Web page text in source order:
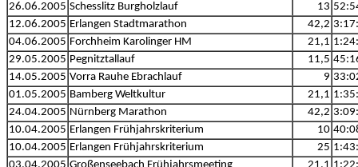
26.06.2005 Schesslitz Burgholzlauf 13
12.06.2005 Erlangen Stadtmarathon 42,2
04.06.2005 Forchheim Karolinger HM 21,1
29.05.2005 Pegnitztallauf 11,5
14.05.2005 Vorra Rauhe Ebrachlauf 9
01.05.2005 Bamberg Weltkultur 21,1
24.04.2005 Nürnberg Marathon 42,2
10.04.2005 Erlangen Frühjahrskriterium 10
10.04.2005 Erlangen Frühjahrskriterium 25